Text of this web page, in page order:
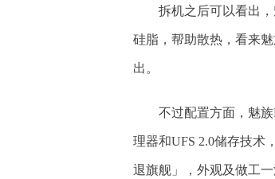
拆机之后可以看出
硅脂，帮助散热，看来
出。
不过配置方面，魅
理器和UFS 2.0储存技术
退旗舰」，外观及做工